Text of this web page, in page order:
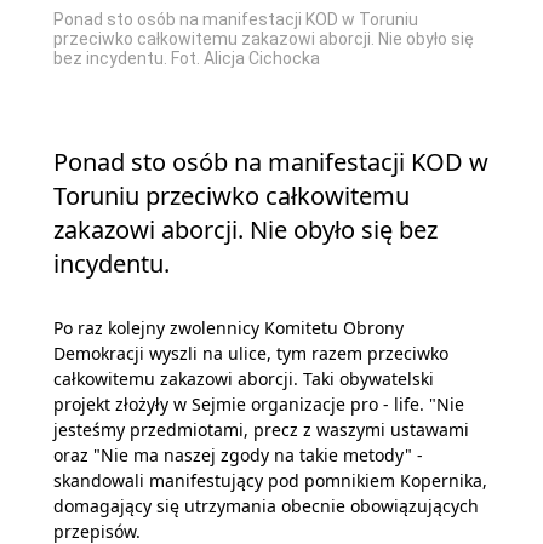
Ponad sto osób na manifestacji KOD w Toruniu
przeciwko całkowitemu zakazowi aborcji. Nie obyło się
bez incydentu. Fot. Alicja Cichocka
Ponad sto osób na manifestacji KOD w
Toruniu przeciwko całkowitemu
zakazowi aborcji. Nie obyło się bez
incydentu.
Po raz kolejny zwolennicy Komitetu Obrony
Demokracji wyszli na ulice, tym razem przeciwko
całkowitemu zakazowi aborcji. Taki obywatelski
projekt złożyły w Sejmie organizacje pro - life. "Nie
jesteśmy przedmiotami, precz z waszymi ustawami
oraz "Nie ma naszej zgody na takie metody" -
skandowali manifestujący pod pomnikiem Kopernika,
domagający się utrzymania obecnie obowiązujących
przepisów.